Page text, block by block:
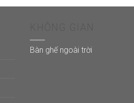
Bàn ghế ngoài trời